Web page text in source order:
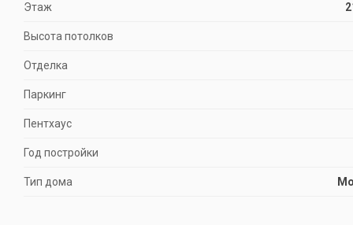
Этаж
Высота потолков
Отделка
Паркинг
Пентхаус
Год постройки
Тип дома